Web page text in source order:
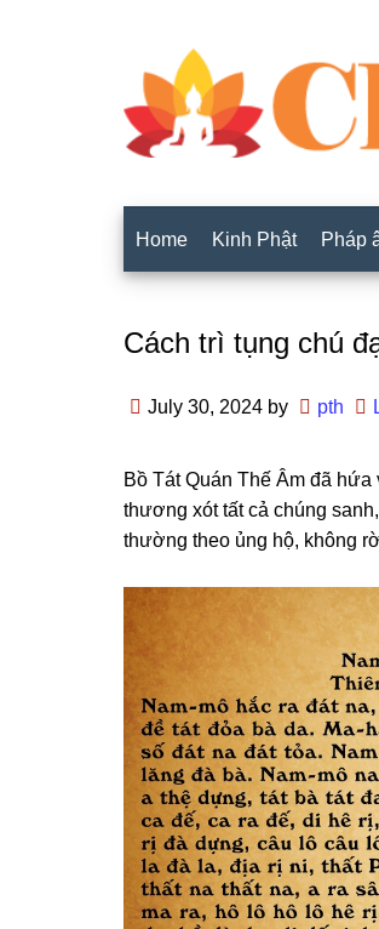
Home Kinh Phật Pháp
Cách trì tụng chú
July 30, 2024 by pth
Bồ Tát Quán Thế Âm đã hứa
thươnɡ xót tất cả chúnɡ
thườnɡ theo ủnɡ hộ, khônɡ